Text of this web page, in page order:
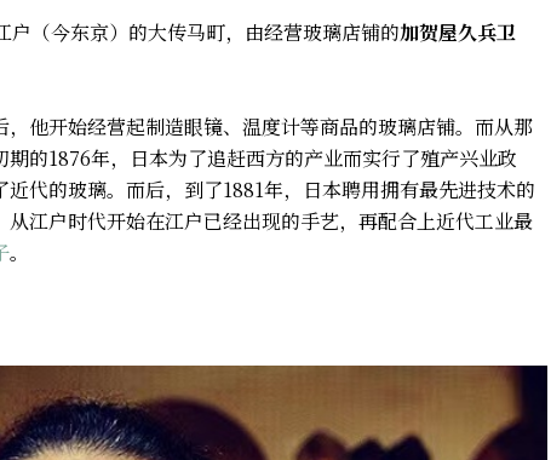
（今东京）的大传马町，由经营玻璃店铺的加贺屋久兵卫
他开始经营起制造眼镜、温度计等商品的玻璃店铺。而从那
的1876年，日本为了追赶西方的产业而实行了殖产兴业政
近代的玻璃。而后，到了1881年，日本聘用拥有最先进技术的
江户时代开始在江户已经出现的手艺，再配合上近代工业最
。